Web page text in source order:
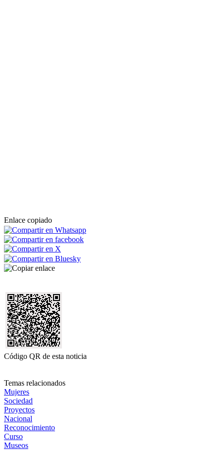
Enlace copiado
Código QR de esta noticia
Temas relacionados
Mujeres
Sociedad
Proyectos
Nacional
Reconocimiento
Curso
Museos